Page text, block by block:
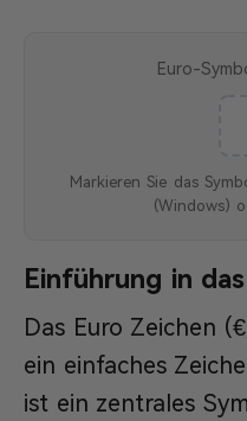
Euro-
Markieren Sie das
(Windows)
Einführung in
Das Euro Zeichen
ein einfaches
ist ein zentrales